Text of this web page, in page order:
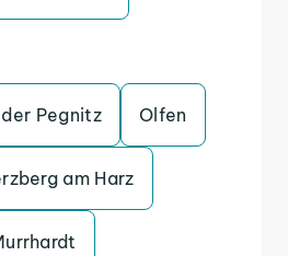
Pegnitz Olfen
am Harz